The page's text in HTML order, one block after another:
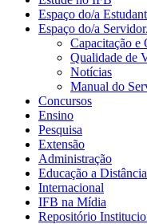
Espaço do/a
Espaço do/a
Capacitação e
Qualidade de
Notícias
Manual do
Concursos
Ensino
Pesquisa
Extensão
Administração
Educação a Distância
Internacional
IFB na Mídia
Repositório